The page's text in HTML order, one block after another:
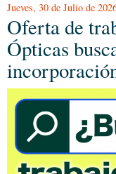
Jueves, 30 de Julio de
Oferta de
Ópticas